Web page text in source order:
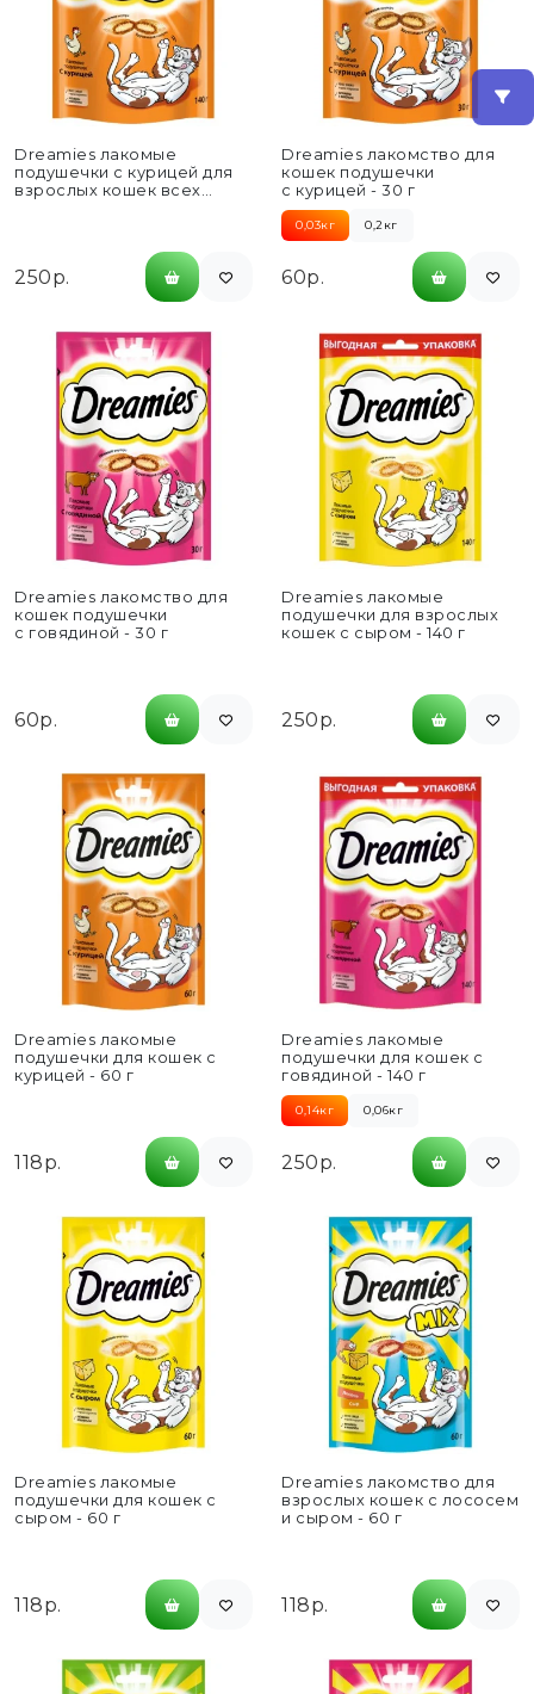
Dreamies лакомые
подушечки с курицей для
взрослых кошек всех
250р.
Dreamies лакомство для
кошек подушечки
с курицей - 30 г
0,03кг 0,2кг
60р.
Dreamies лакомство для
кошек подушечки
с говядиной - 30 г
60р.
Dreamies лакомые
подушечки для взрослых
кошек с сыром - 140 г
250р.
Dreamies лакомые
подушечки для кошек с
курицей - 60 г
118р.
Dreamies лакомые
подушечки для кошек с
говядиной - 140 г
0,14кг 0,06кг
250р.
Dreamies лакомые
подушечки для кошек с
сыром - 60 г
118р.
Dreamies лакомство для
взрослых кошек с лососем
и сыром - 60 г
118р.